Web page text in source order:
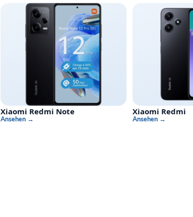
Xiaomi Redmi Note
Ansehen →
Xiaomi Redmi
Ansehen →